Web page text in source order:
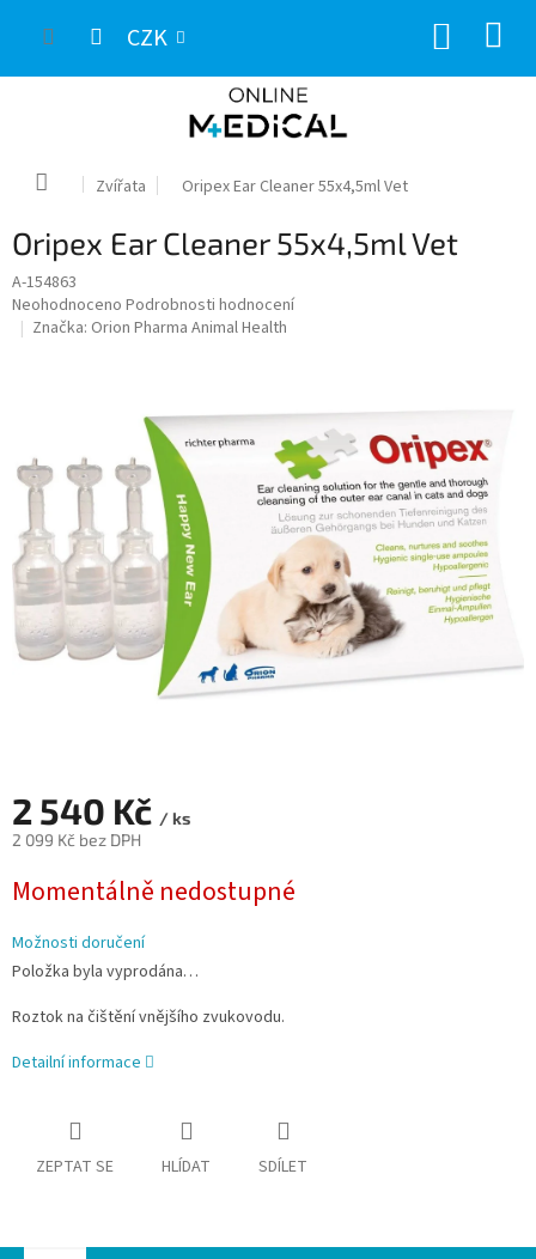
CZK
Domů Zvířata Oripex Ear Cleaner 55x4,5ml Vet
Oripex Ear Cleaner 55x4,5ml Vet
A-154863
Průměrné
hodnocení
hvězdiček.
Neohodnoceno Podrobnosti hodnocení
Značka: Orion Pharma Animal Health
2 540 Kč / ks
2 099 Kč bez DPH
cena:
Momentálně nedostupné
Možnosti doručení
Položka byla vyprodána…
Roztok na čištění vnějšího zvukovodu.
Detailní informace
ZEPTAT SE HLÍDAT SDÍLET